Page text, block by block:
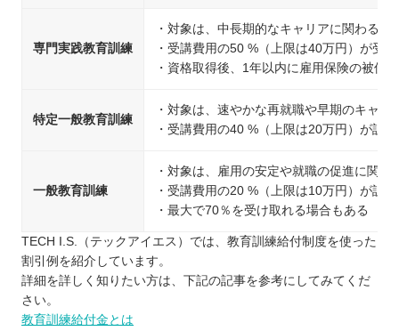
専門実践教育訓練
・対象は、中長期的なキャリアに関わる教
・受講費用の50 %（上限は40万円）が受
・資格取得後、1年以内に雇用保険の被保
特定一般教育訓練
・対象は、速やかな再就職や早期のキャリ
・受講費用の40 %（上限は20万円）が訓
一般教育訓練
・対象は、雇用の安定や就職の促進に関わ
・受講費用の20 %（上限は10万円）が訓
・最大で70％を受け取れる場合もある
TECH I.S.（テックアイエス）では、教育訓練給付制度を使った
割引例を紹介しています。
詳細を詳しく知りたい方は、下記の記事を参考にしてみてくだ
さい。
教育訓練給付金とは